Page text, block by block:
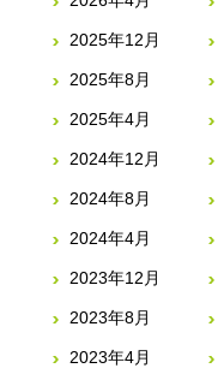
2025年12月
2025年8月
2025年4月
2024年12月
2024年8月
2024年4月
2023年12月
2023年8月
2023年4月